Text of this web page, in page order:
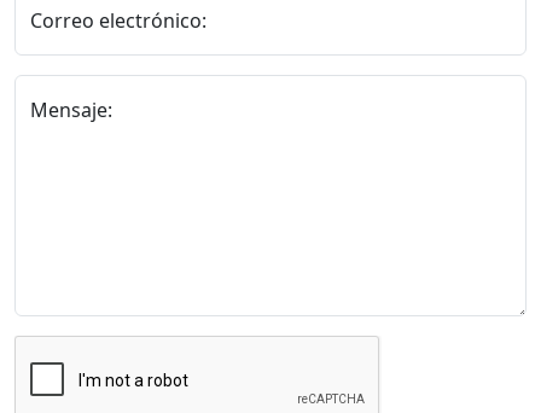
Correo electrónico:
Mensaje: